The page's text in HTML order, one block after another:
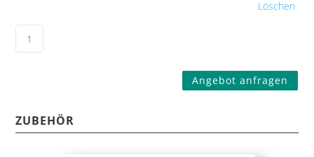
Löschen
Angebot anfragen
ZUBEHÖR